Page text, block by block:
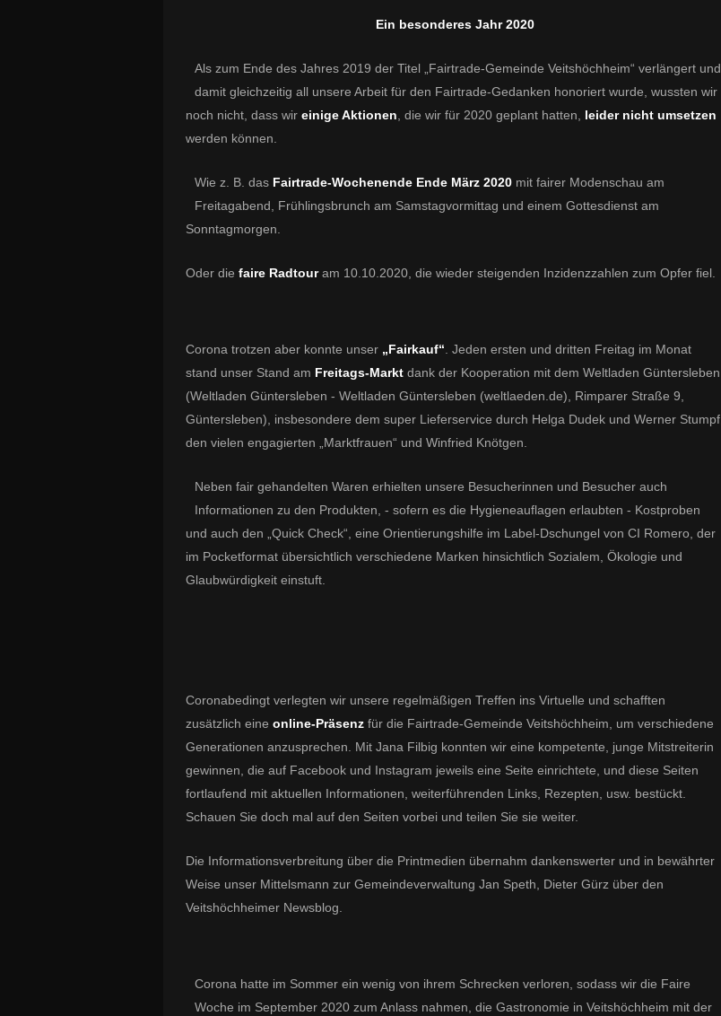
Ein besonderes Jahr 2020
Als zum Ende des Jahres 2019 der Titel „Fairtrade-Gemeinde Veitshöchheim“ verlängert und
damit gleichzeitig all unsere Arbeit für den Fairtrade-Gedanken honoriert wurde, wussten wir
noch nicht, dass wir einige Aktionen , die wir für 2020 geplant hatten, leider nicht umsetzen
werden können.
Wie z. B. das Fairtrade-Wochenende Ende März 2020 mit fairer Modenschau am
Freitagabend, Frühlingsbrunch am Samstagvormittag und einem Gottesdienst am
Sonntagmorgen.
Oder die faire Radtouram 10.10.2020, die wieder steigenden Inzidenzzahlen zum Opfer fiel.
Corona trotzen aber konnte unser „Fairkauf“ . Jeden ersten und dritten Freitag im Monat
stand unser Stand am Freitags-Markt dank der Kooperation mit dem Weltladen Güntersleben
(Weltladen Güntersleben - Weltladen Güntersleben (weltlaeden.de), Rimparer Straße 9,
Güntersleben), insbesondere dem super Lieferservice durch Helga Dudek und Werner Stumpf,
den vielen engagierten „Marktfrauen“ und Winfried Knötgen.
Neben fair gehandelten Waren erhielten unsere Besucherinnen und Besucher auch
Informationen zu den Produkten, - sofern es die Hygieneauflagen erlaubten - Kostproben
und auch den „Quick Check“, eine Orientierungshilfe im Label-Dschungel von CI Romero, der
im Pocketformat übersichtlich verschiedene Marken hinsichtlich Sozialem, Ökologie und
Glaubwürdigkeit einstuft.
Coronabedingt verlegten wir unsere regelmäßigen Treffen ins Virtuelle und schafften
zusätzlich eine online-Präsenz für die Fairtrade-Gemeinde Veitshöchheim, um verschiedene
Generationen anzusprechen. Mit Jana Filbig konnten wir eine kompetente, junge Mitstreiterin
gewinnen, die auf Facebook und Instagram jeweils eine Seite einrichtete, und diese Seiten
fortlaufend mit aktuellen Informationen, weiterführenden Links, Rezepten, usw. bestückt.
Schauen Sie doch mal auf den Seiten vorbei und teilen Sie sie weiter.
Die Informationsverbreitung über die Printmedien übernahm dankenswerter und in bewährter
Weise unser Mittelsmann zur Gemeindeverwaltung Jan Speth, Dieter Gürz über den
Veitshöchheimer Newsblog.
Corona hatte im Sommer ein wenig von ihrem Schrecken verloren, sodass wir die Faire
Woche im September 2020 zum Anlass nahmen, die Gastronomie in Veitshöchheim mit der